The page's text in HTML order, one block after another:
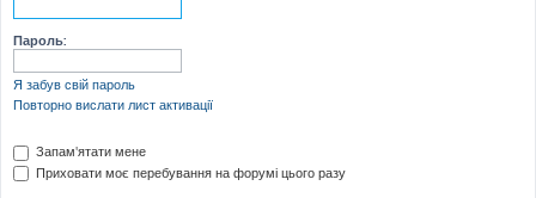
Пароль:
Я забув свій пароль
Повторно вислати лист активації
Запам'ятати мене
Приховати моє перебування на форумі цього разу